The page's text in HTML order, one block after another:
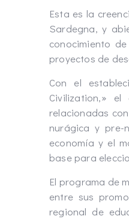
Esta es la
Sardegna, y
conocimiento
proyectos de
Con el
Civilization,»
relacionadas
nurágica y
economía y el
base para
El programa de
entre sus
regional de